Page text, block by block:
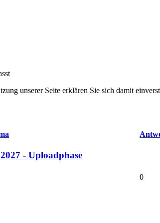
unserer Seite erklären Sie sich damit
- Uploadphase
0